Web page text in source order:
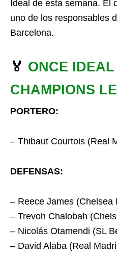
Ideal de esta semana. El
uno de los responsables
Barcelona.
🏅 ONCE
CHAMPIONS
PORTERO:
– Thibaut Courtois (Real
DEFENSAS:
– Reece James (Chelsea
– Trevoh Chalobah
– Nicolás Otamendi (SL
– David Alaba (Real